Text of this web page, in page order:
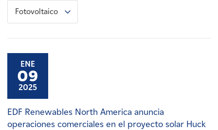
Contacte con
Fotovoltaico
ENE
09
2025
EDF Renewables North America anuncia
operaciones comerciales en el proyecto solar Huck